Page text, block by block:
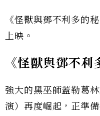
《怪獸與鄧不利多的
上映。
《怪獸與鄧不
強大的黑巫師蓋勒葛
演）再度崛起，正準